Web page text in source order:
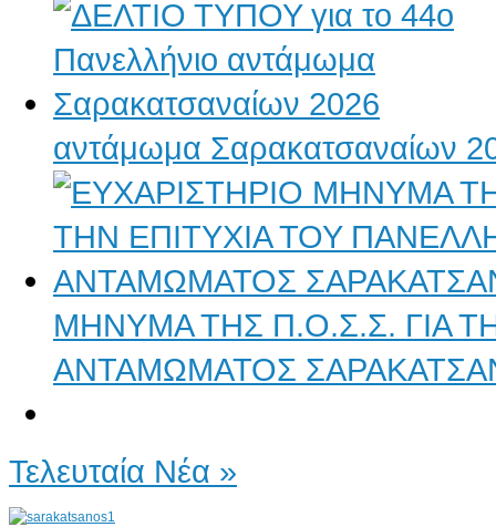
αντάμωμα Σαρακατσαναίων
ΜΗΝΥΜΑ ΤΗΣ Π.Ο.Σ.Σ. ΓΙΑ
ΑΝΤΑΜΩΜΑΤΟΣ
Τελευταία Νέα »